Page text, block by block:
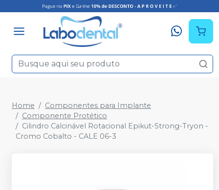
Home
Componentes para Implante
Componente Protético
Cilindro Calcinável Rotacional Epikut-Strong-Tryon -
Cromo Cobalto - CALE 06-3